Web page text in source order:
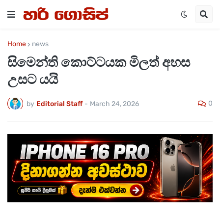
Home news
සිමෙන්ති කොට්ටයක මිලත් අහස
උසට යයි
by Editorial Staff - March 24, 2026 0